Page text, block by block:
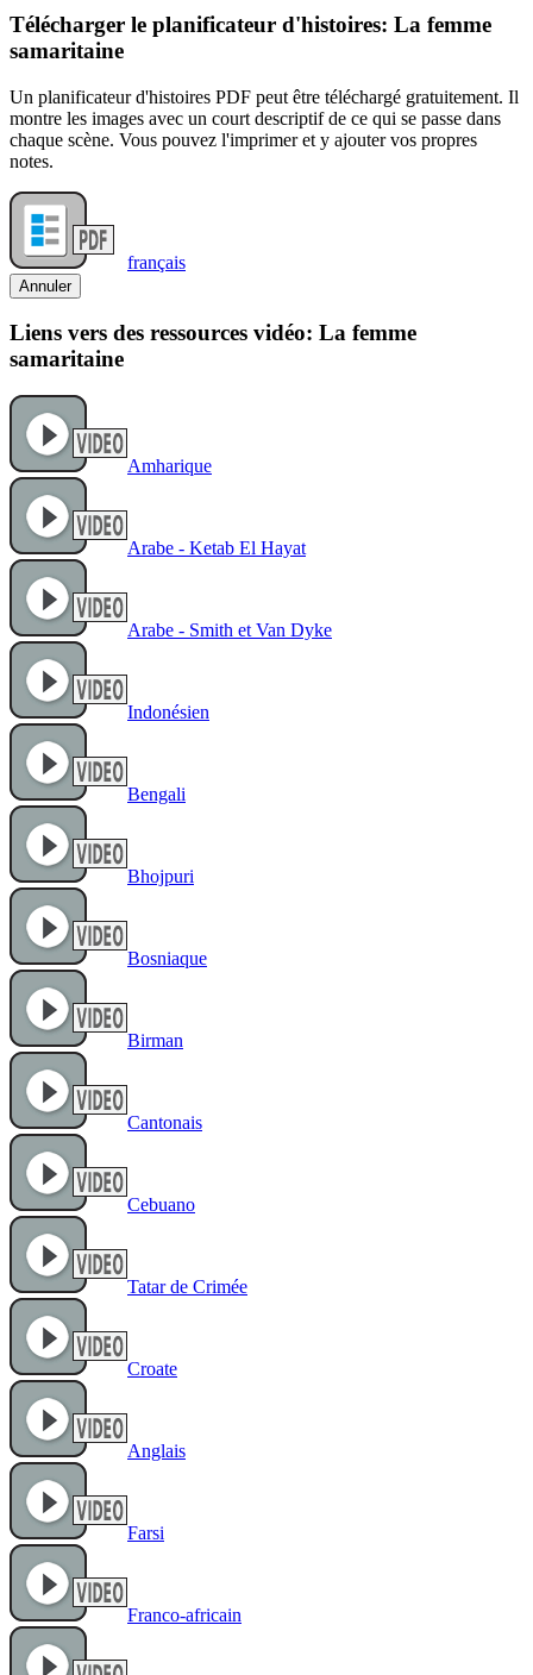
Télécharger le planificateur d'histoires: La femme
samaritaine
Un planificateur d'histoires PDF peut être téléchargé gratuitement. Il
montre les images avec un court descriptif de ce qui se passe dans
chaque scène. Vous pouvez l'imprimer et y ajouter vos propres
notes.
français
Annuler
Liens vers des ressources vidéo: La femme
samaritaine
Amharique
Arabe - Ketab El Hayat
Arabe - Smith et Van Dyke
Indonésien
Bengali
Bhojpuri
Bosniaque
Birman
Cantonais
Cebuano
Tatar de Crimée
Croate
Anglais
Farsi
Franco-africain